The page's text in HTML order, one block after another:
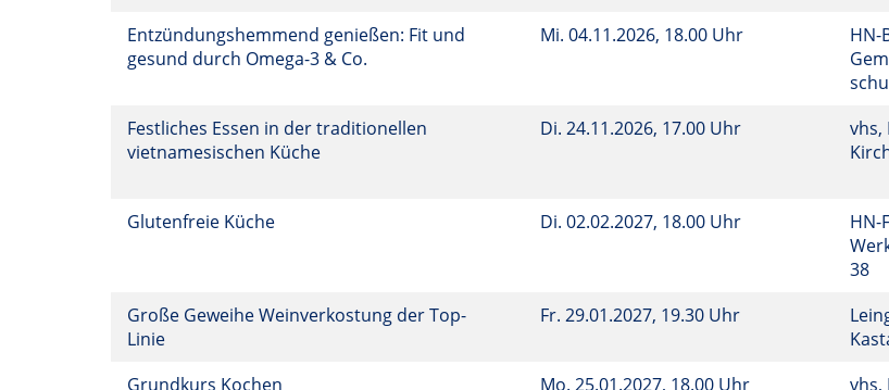
Entzündungshemmend genießen: Fit und
gesund durch Omega-3 & Co.
Mi. 04.11.2026, 18.00 Uhr
HN-
Festliches Essen in der traditionellen
vietnamesischen Küche
Di. 24.11.2026, 17.00 Uhr
vhs,
Glutenfreie Küche Di. 02.02.2027, 18.00 Uhr
HN-
38
Große Geweihe Weinverkostung der Top-
Linie
Fr. 29.01.2027, 19.30 Uhr
Grundkurs Kochen Mo. 25.01.2027, 18.00 Uhr
vhs,